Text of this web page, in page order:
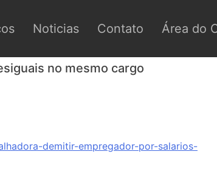
Noticias Contato Área do
no mesmo cargo
demitir-empregador-por-salarios-